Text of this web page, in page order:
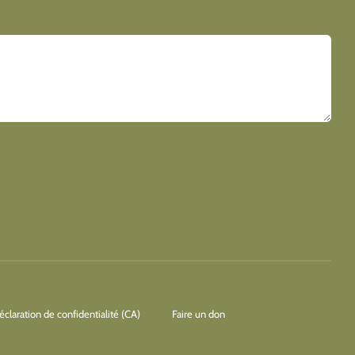
de confidentialité (CA) Faire un don